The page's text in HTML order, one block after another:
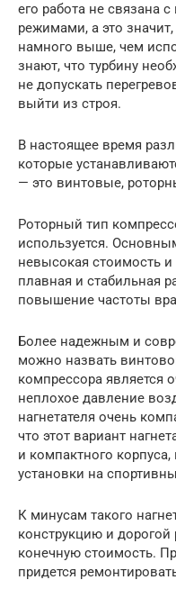
его работа не связана
режимами, а это
намного выше, чем
знают, что турбину
не допускать
выйти из строя.
В настоящее время
которые
— это винтовые,
Роторный тип
используется.
невысокая стоимость
плавная и стабильная
повышение частоты
Более надежным и
можно назвать
компрессора является
неплохое давление
нагнетателя очень
что этот вариант
и компактного
установки на
К минусам такого
конструкцию и дорогой
конечную стоимость.
придется